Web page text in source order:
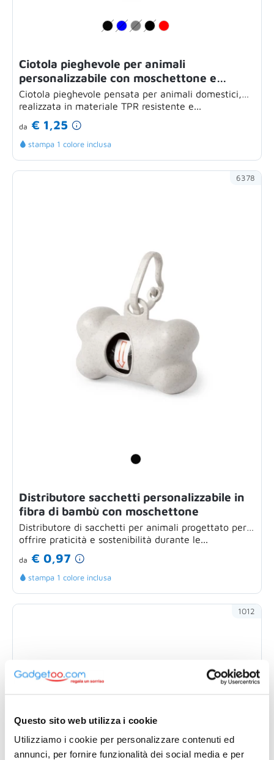
Questo sito web utilizza i cookie
Utilizziamo i cookie per personalizzare contenuti ed
annunci, per fornire funzionalità dei social media e per
Ciotola pieghevole per animali
personalizzabile con moschettone e
capacità 450 ml
Ciotola pieghevole pensata per animali domestici,
realizzata in materiale TPR resistente e...
da € 1,25
stampa 1 colore inclusa
6378
Distributore sacchetti personalizzabile in
fibra di bambù con moschettone
Distributore di sacchetti per animali progettato per
offrire praticità e sostenibilità durante le...
da € 0,97
stampa 1 colore inclusa
1012